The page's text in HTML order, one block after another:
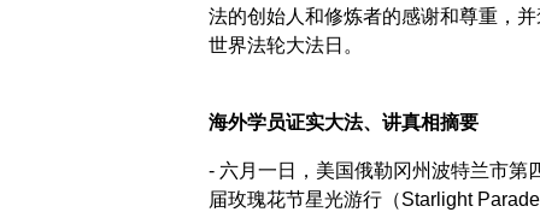
法的创始人和修炼者的感谢和尊重，并
世界法轮大法日。
海外学员证实大法、讲真相摘要
- 六月一日，美国俄勒冈州波特兰市第
届玫瑰花节星光游行（Starlight